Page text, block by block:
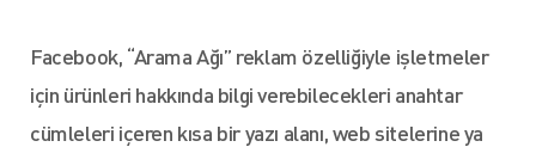
Facebook, “Arama Ağı” reklam özelliğiyle işletmeler
için ürünleri hakkında bilgi verebilecekleri anahtar
cümleleri içeren kısa bir yazı alanı, web sitelerine ya